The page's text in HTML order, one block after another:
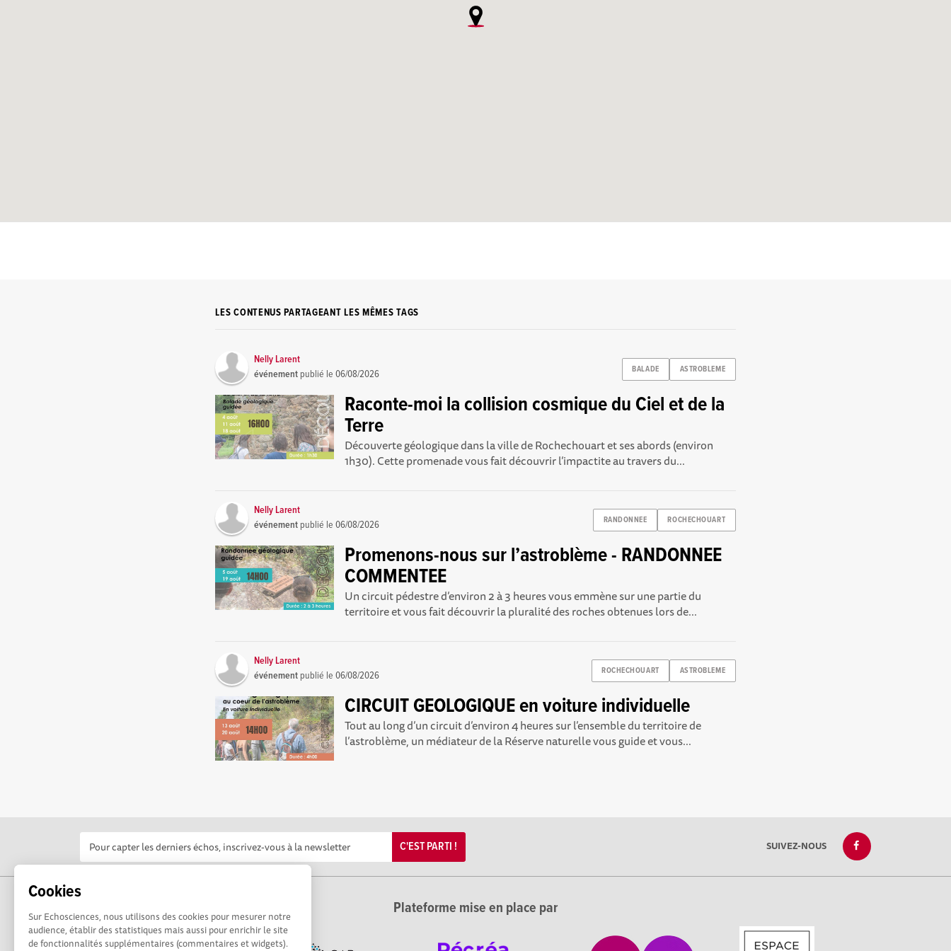
Cookies
Sur Echosciences, nous utilisons des cookies pour mesurer notre
audience, établir des statistiques mais aussi pour enrichir le site
de fonctionnalités supplémentaires (commentaires et widgets).
LES CONTENUS PARTAGEANT LES MÊMES TAGS
BALADE ASTROBLEME
Nelly Larent
événement publié le06/08/2026
Raconte-moi la collision cosmique du Ciel et de la
Terre
Découverte géologique dans la ville de Rochechouart et ses abords (environ
1h30). Cette promenade vous fait découvrir l’impactite au travers du...
RANDONNEE ROCHECHOUART
Nelly Larent
événement publié le06/08/2026
Promenons-nous sur l’astroblème - RANDONNEE
COMMENTEE
Un circuit pédestre d’environ 2 à 3 heures vous emmène sur une partie du
territoire et vous fait découvrir la pluralité des roches obtenues lors de...
ROCHECHOUART ASTROBLEME
Nelly Larent
événement publié le06/08/2026
CIRCUIT GEOLOGIQUE en voiture individuelle
Tout au long d’un circuit d’environ 4 heures sur l’ensemble du territoire de
l’astroblème, un médiateur de la Réserve naturelle vous guide et vous...
C'EST PARTI ! SUIVEZ-NOUS
Plateforme mise en place par